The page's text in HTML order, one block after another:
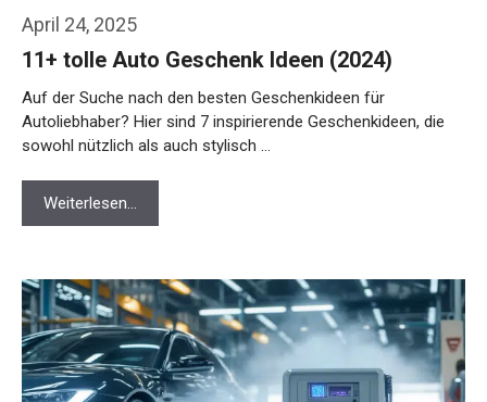
April 24, 2025
11+ tolle Auto Geschenk Ideen (2024)
Auf der Suche nach den besten Geschenkideen für
Autoliebhaber? Hier sind 7 inspirierende Geschenkideen, die
sowohl nützlich als auch stylisch …
Weiterlesen…